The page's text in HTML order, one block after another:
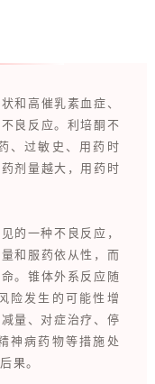
和高催乳素血症、
良反应。利培酮不
、过敏史、用药时
剂量越大，用药时
的一种不良反应，
和服药依从性，而
。锥体外系反应随
险发生的可能性增
量、对症治疗、停
神病药物等措施处
果。